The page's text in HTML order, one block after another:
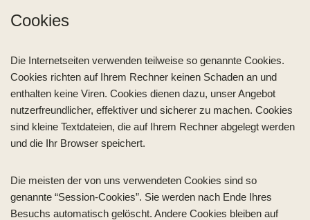
Cookies
Die Internetseiten verwenden teilweise so genannte Cookies.
Cookies richten auf Ihrem Rechner keinen Schaden an und
enthalten keine Viren. Cookies dienen dazu, unser Angebot
nutzerfreundlicher, effektiver und sicherer zu machen. Cookies
sind kleine Textdateien, die auf Ihrem Rechner abgelegt werden
und die Ihr Browser speichert.
Die meisten der von uns verwendeten Cookies sind so
genannte “Session-Cookies”. Sie werden nach Ende Ihres
Besuchs automatisch gelöscht. Andere Cookies bleiben auf